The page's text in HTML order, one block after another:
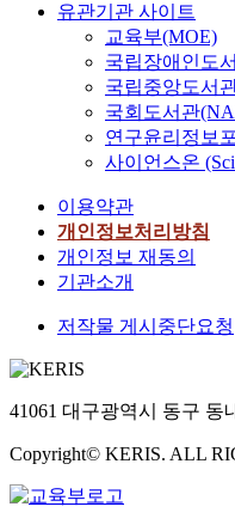
유관기관 사이트
교육부(MOE)
국립장애인도
국립중앙도서
국회도서관
연구윤리정보
사이언스온
이용약관
개인정보처리방침
개인정보 재동의
기관소개
저작물 게시중단요청
41061 대구광역시 동구 동
Copyright© KERIS. ALL